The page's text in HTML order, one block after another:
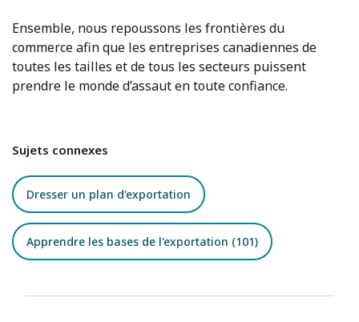
Ensemble, nous repoussons les frontières du
commerce afin que les entreprises canadiennes de
toutes les tailles et de tous les secteurs puissent
prendre le monde d’assaut en toute confiance.
Sujets connexes
Dresser un plan d'exportation
Apprendre les bases de l'exportation (101)